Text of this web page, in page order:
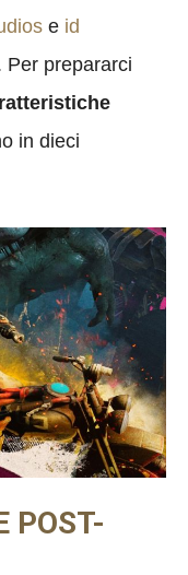
e id
Per prepararci
in dieci
POST-